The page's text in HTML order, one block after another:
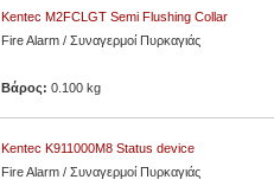
Kentec M2FCLGT Semi Flushing Collar
Fire Alarm / Συναγερμοί Πυρκαγιάς
Βάρος:0.100 kg
Kentec K911000М8 Status device
Fire Alarm / Συναγερμοί Πυρκαγιάς